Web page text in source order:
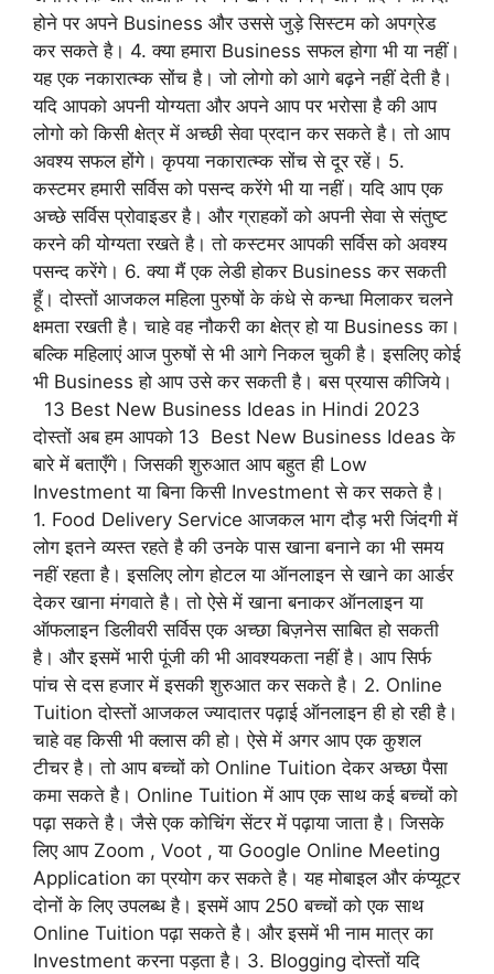
होने पर अपने Business और उससे जुड़े सिस्टम को अपग्रेड
कर सकते है। 4. क्या हमारा Business सफल होगा भी या नहीं।
यह एक नकारात्म्क सोंच है। जो लोगो को आगे बढ़ने नहीं देती है।
यदि आपको अपनी योग्यता और अपने आप पर भरोसा है की आप
लोगो को किसी क्षेत्र में अच्छी सेवा प्रदान कर सकते है। तो आप
अवश्य सफल होंगे। कृपया नकारात्म्क सोंच से दूर रहें। 5.
कस्टमर हमारी सर्विस को पसन्द करेंगे भी या नहीं। यदि आप एक
अच्छे सर्विस प्रोवाइडर है। और ग्राहकों को अपनी सेवा से संतुष्ट
करने की योग्यता रखते है। तो कस्टमर आपकी सर्विस को अवश्य
पसन्द करेंगे। 6. क्या मैं एक लेडी होकर Business कर सकती
हूँ। दोस्तों आजकल महिला पुरुषों के कंधे से कन्धा मिलाकर चलने
क्षमता रखती है। चाहे वह नौकरी का क्षेत्र हो या Business का।
बल्कि महिलाएं आज पुरुषों से भी आगे निकल चुकी है। इसलिए कोई
भी Business हो आप उसे कर सकती है। बस प्रयास कीजिये।
13 Best New Business Ideas in Hindi 2023
दोस्तों अब हम आपको 13 Best New Business Ideas के
बारे में बताएँगे। जिसकी शुरुआत आप बहुत ही Low
Investment या बिना किसी Investment से कर सकते है।
1. Food Delivery Service आजकल भाग दौड़ भरी जिंदगी में
लोग इतने व्यस्त रहते है की उनके पास खाना बनाने का भी समय
नहीं रहता है। इसलिए लोग होटल या ऑनलाइन से खाने का आर्डर
देकर खाना मंगवाते है। तो ऐसे में खाना बनाकर ऑनलाइन या
ऑफलाइन डिलीवरी सर्विस एक अच्छा बिज़नेस साबित हो सकती
है। और इसमें भारी पूंजी की भी आवश्यकता नहीं है। आप सिर्फ
पांच से दस हजार में इसकी शुरुआत कर सकते है। 2. Online
Tuition दोस्तों आजकल ज्यादातर पढ़ाई ऑनलाइन ही हो रही है।
चाहे वह किसी भी क्लास की हो। ऐसे में अगर आप एक कुशल
टीचर है। तो आप बच्चों को Online Tuition देकर अच्छा पैसा
कमा सकते है। Online Tuition में आप एक साथ कई बच्चों को
पढ़ा सकते है। जैसे एक कोचिंग सेंटर में पढ़ाया जाता है। जिसके
लिए आप Zoom , Voot , या Google Online Meeting
Application का प्रयोग कर सकते है। यह मोबाइल और कंप्यूटर
दोनों के लिए उपलब्ध है। इसमें आप 250 बच्चों को एक साथ
Online Tuition पढ़ा सकते है। और इसमें भी नाम मात्र का
Investment करना पड़ता है। 3. Blogging दोस्तों यदि